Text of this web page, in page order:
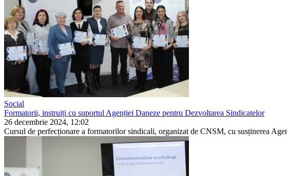
Social
Formatorii, instruiți cu suportul Agenției Daneze pentru Dezvoltarea Sindicatelor
26 decembrie 2024, 12:02
Cursul de perfecționare a for­matorilor sindicali, organizat de CNSM, cu susținerea